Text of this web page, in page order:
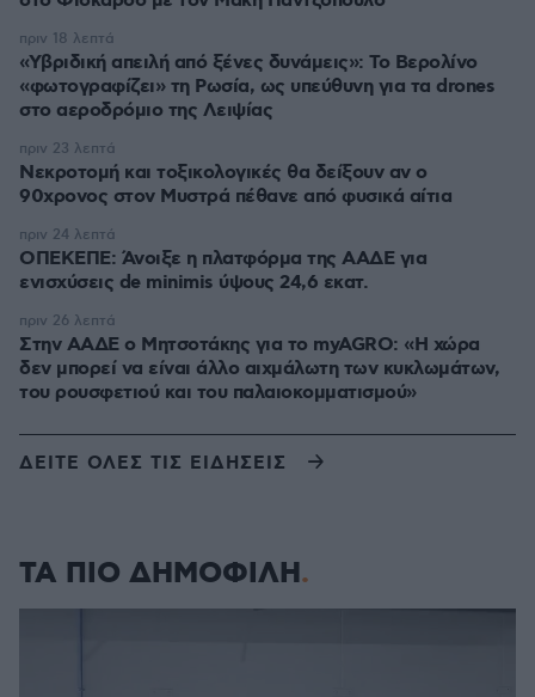
«Υβριδική απειλή από ξένες δυνάμεις»: Το Βερολίνο
«φωτογραφίζει» τη Ρωσία, ως υπεύθυνη για τα drones
στο αεροδρόμιο της Λειψίας
πριν 18 λεπτά
Νεκροτομή και τοξικολογικές θα δείξουν αν ο
90χρονος στον Μυστρά πέθανε από φυσικά αίτια
πριν 23 λεπτά
ΟΠΕΚΕΠΕ: Άνοιξε η πλατφόρμα της ΑΑΔΕ για
ενισχύσεις de minimis ύψους 24,6 εκατ.
πριν 24 λεπτά
Στην ΑΑΔΕ ο Μητσοτάκης για το myAGRO: «Η χώρα
δεν μπορεί να είναι άλλο αιχμάλωτη των κυκλωμάτων,
του ρουσφετιού και του παλαιοκομματισμού»
πριν 26 λεπτά
ΔΕΙΤΕ ΟΛΕΣ ΤΙΣ ΕΙΔΗΣΕΙΣ
ΤΑ ΠΙΟ ΔΗΜΟΦΙΛΗ